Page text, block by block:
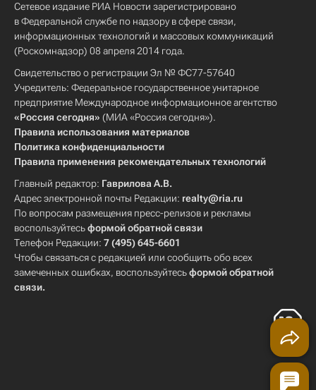
Сетевое издание РИА Новости зарегистрировано
в Федеральной службе по надзору в сфере связи,
информационных технологий и массовых коммуникаций
(Роскомнадзор) 08 апреля 2014 года.
Свидетельство о регистрации Эл № ФС77-57640
Учредитель: Федеральное государственное унитарное
предприятие Международное информационное агентство
«Россия сегодня» (МИА «Россия сегодня»).
Правила использования материалов
Политика конфиденциальности
Правила применения рекомендательных технологий
Главный редактор: Гаврилова А.В.
Адрес электронной почты Редакции: realty@ria.ru
По вопросам размещения пресс-релизов и рекламы
воспользуйтесьформой обратной связи
Телефон Редакции: 7 (495) 645-6601
Чтобы связаться с редакцией или сообщить обо всех
замеченных ошибках, воспользуйтесьформой обратной
связи.